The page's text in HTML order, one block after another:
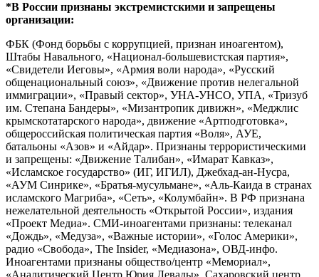
*В России признаны экстремистскими и запрещены
организации:
ФБК (Фонд борьбы с коррупцией, признан иноагентом),
Штабы Навального, «Национал-большевистская партия»,
«Свидетели Иеговы», «Армия воли народа», «Русский
общенациональный союз», «Движение против нелегальной
иммиграции», «Правый сектор», УНА-УНСО, УПА, «Тризуб
им. Степана Бандеры», «Мизантропик дивижн», «Меджлис
крымскотатарского народа», движение «Артподготовка»,
общероссийская политическая партия «Воля», АУЕ,
батальоны «Азов» и «Айдар». Признаны террористическими
и запрещены: «Движение Талибан», «Имарат Кавказ»,
«Исламское государство» (ИГ, ИГИЛ), Джебхад-ан-Нусра,
«АУМ Синрике», «Братья-мусульмане», «Аль-Каида в странах
исламского Магриба», «Сеть», «Колумбайн». В РФ признана
нежелательной деятельность «Открытой России», издания
«Проект Медиа». СМИ-иноагентами признаны: телеканал
«Дождь», «Медуза», «Важные истории», «Голос Америки»,
радио «Свобода», The Insider, «Медиазона», ОВД-инфо.
Иноагентами признаны общество/центр «Мемориал»,